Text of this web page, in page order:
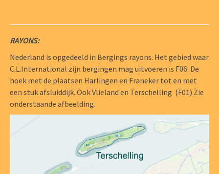
RAYONS:
Nederland is opgedeeld in Bergings rayons. Het gebied waar
C.L.International zijn bergingen mag uitvoeren is F06. De
hoek met de plaatsen Harlingen en Franeker tot en met
een stuk afsluiddijk. Ook Vlieland en Terschelling (F01) Zie
onderstaande afbeelding.